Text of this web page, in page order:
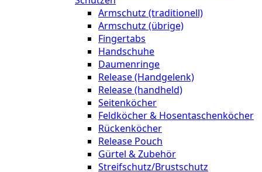
Armschutz (traditionell)
Armschutz (übrige)
Fingertabs
Handschuhe
Daumenringe
Release (Handgelenk)
Release (handheld)
Seitenköcher
Feldköcher & Hosentaschenköcher
Rückenköcher
Release Pouch
Gürtel & Zubehör
Streifschutz/Brustschutz